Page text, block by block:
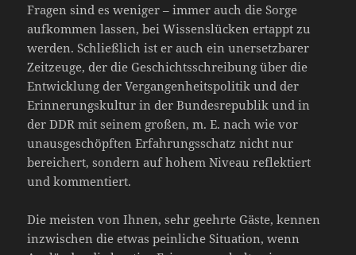
Fragen sind es weniger – immer auch die Sorge
aufkommen lassen, bei Wissenslücken ertappt zu
werden. Schließlich ist er auch ein unersetzbarer
Zeitzeuge, der die Geschichtsschreibung über die
Entwicklung der Vergangenheitspolitik und der
Erinnerungskultur in der Bundesrepublik und in
der DDR mit seinem großen, m. E. nach wie vor
unausgeschöpften Erfahrungsschatz nicht nur
bereichert, sondern auf hohem Niveau reflektiert
und kommentiert.
Die meisten von Ihnen, sehr geehrte Gäste, kennen
inzwischen die etwas peinliche Situation, wenn